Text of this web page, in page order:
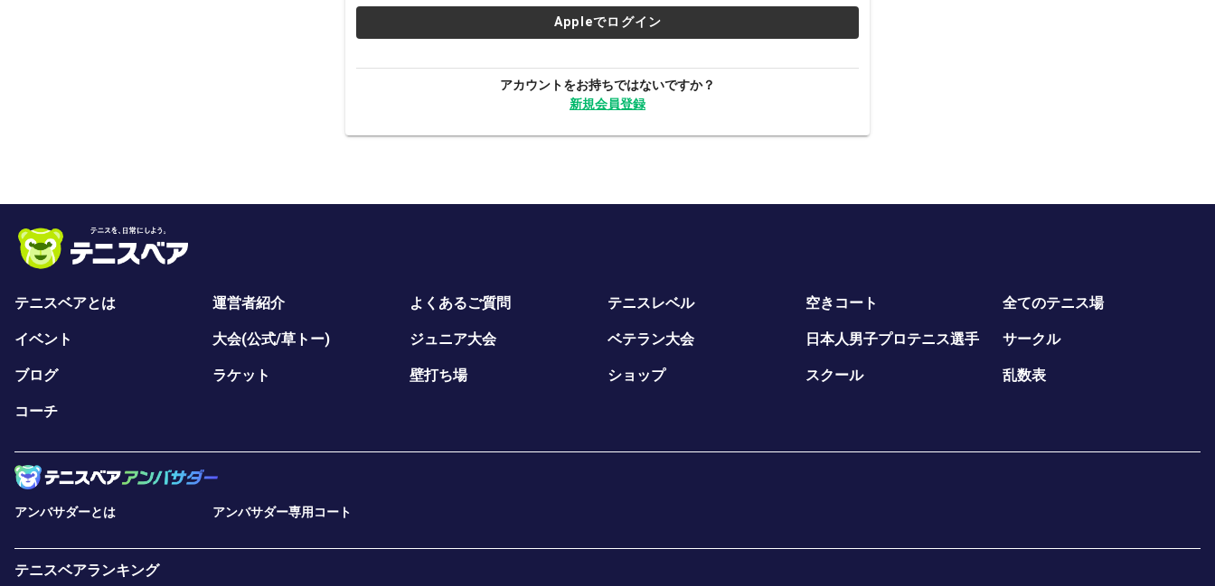
Appleでログイン
アカウントをお持ちではないですか？
新規会員登録
テニスベアとは 運営者紹介 よくあるご質問 テニスレベル 空きコート 全てのテニス場
イベント 大会(公式/草トー) ジュニア大会 ベテラン大会 日本人男子プロテニス選手 サークル
ブログ ラケット 壁打ち場 ショップ スクール 乱数表
コーチ
アンバサダーとは アンバサダー専用コート
テニスベアランキング